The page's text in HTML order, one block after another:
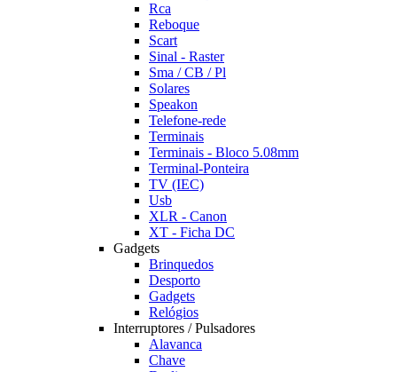
Rca
Reboque
Scart
Sinal - Raster
Sma / CB / Pl
Solares
Speakon
Telefone-rede
Terminais
Terminais - Bloco 5.08mm
Terminal-Ponteira
TV (IEC)
Usb
XLR - Canon
XT - Ficha DC
Gadgets
Brinquedos
Desporto
Gadgets
Relógios
Interruptores / Pulsadores
Alavanca
Chave